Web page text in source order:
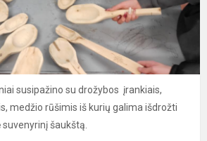
susipažino su drožybos įrankiais,
medžio rūšimis iš kurių galima išdrožti
šaukštą.